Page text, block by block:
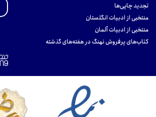
تجدید چاپی‌ها
منتخبی از ادبیات انگلستان
منتخبی از ادبیات آلمان
کتاب‌های پرفروش نهنگ در هفته‌های گذشته